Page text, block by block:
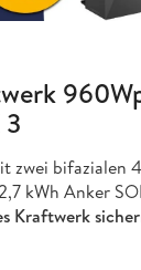
zwei bifazialen
kWh Anker
Kraftwerk